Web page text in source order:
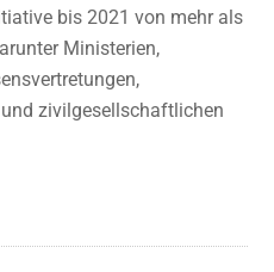
bis 2021 von mehr als
Ministerien,
zivilgesellschaftlichen